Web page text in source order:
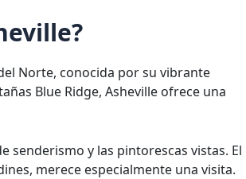
Norte, conocida por su vibrante
Blue Ridge, Asheville ofrece una
senderismo y las pintorescas vistas. El
merece especialmente una visita.